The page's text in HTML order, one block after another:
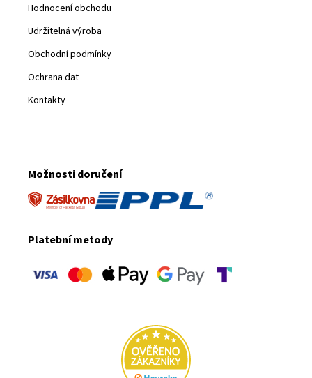
Hodnocení obchodu
Udržitelná výroba
Obchodní podmínky
Ochrana dat
Kontakty
Možnosti doručení
Platební metody